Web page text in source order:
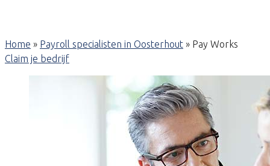
Home » Payroll specialisten in Oosterhout » Pay Works
Claim je bedrijf